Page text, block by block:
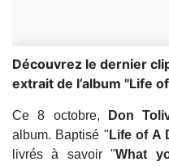
Découvrez le dernier
extrait de l’album "Life
Ce 8 octobre, Don
album. Baptisé " Life of A
livrés à savoir "What